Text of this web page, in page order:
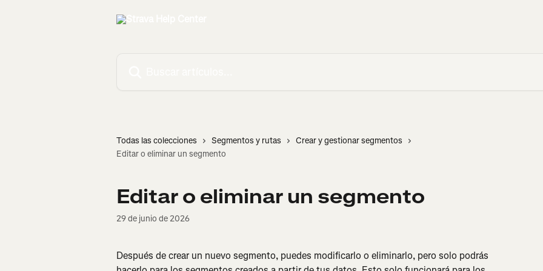
Todas las colecciones Segmentos y rutas
Crear y gestionar segmentos
Editar o eliminar un segmento
Editar o eliminar un segmento
29 de junio de 2026
Después de crear un nuevo segmento, puedes modificarlo o eliminarlo, pero solo podrás